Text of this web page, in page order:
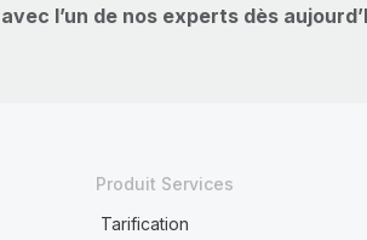
avec l’un de nos experts dès
Produit Services
Tarification